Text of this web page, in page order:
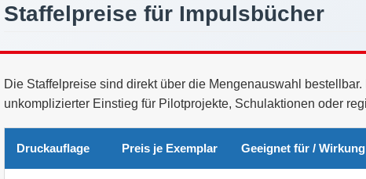
Staffelpreise für Impulsbücher
Die Staffelpreise sind direkt über die Mengenauswahl
unkomplizierter Einstieg für Pilotprojekte, Schulaktionen oder
Druckauflage Preis je Exemplar Geeignet für / Wirkung